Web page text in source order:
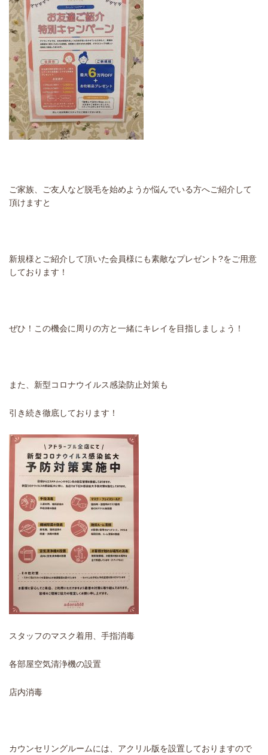
ご家族、ご友人など脱毛を始めようか悩んでいる方へご紹介して
頂けますと
新規様とご紹介して頂いた会員様にも素敵なプレゼント?をご用意
しております！
ぜひ！この機会に周りの方と一緒にキレイを目指しましょう！
また、新型コロナウイルス感染防止対策も
引き続き徹底しております！
スタッフのマスク着用、手指消毒
各部屋空気清浄機の設置
店内消毒
カウンセリングルームには、アクリル版を設置しておりますので